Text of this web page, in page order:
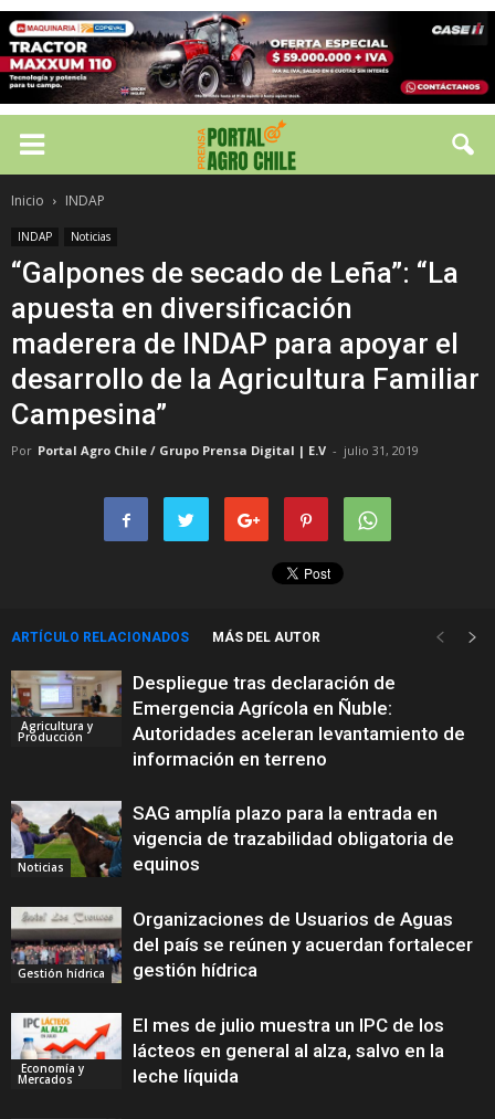
Inicio INDAP
INDAP Noticias
“Galpones de secado de Leña”: “La
apuesta en diversificación
maderera de INDAP para apoyar el
desarrollo de la Agricultura Familiar
Campesina”
Por Portal Agro Chile / Grupo Prensa Digital | E.V - julio 31, 2019
ARTÍCULO RELACIONADOS MÁS DEL AUTOR
Agricultura y
Producción
Despliegue tras declaración de
Emergencia Agrícola en Ñuble:
Autoridades aceleran levantamiento de
información en terreno
Noticias
SAG amplía plazo para la entrada en
vigencia de trazabilidad obligatoria de
equinos
Gestión hídrica
Organizaciones de Usuarios de Aguas
del país se reúnen y acuerdan fortalecer
gestión hídrica
Economía y
Mercados
El mes de julio muestra un IPC de los
lácteos en general al alza, salvo en la
leche líquida